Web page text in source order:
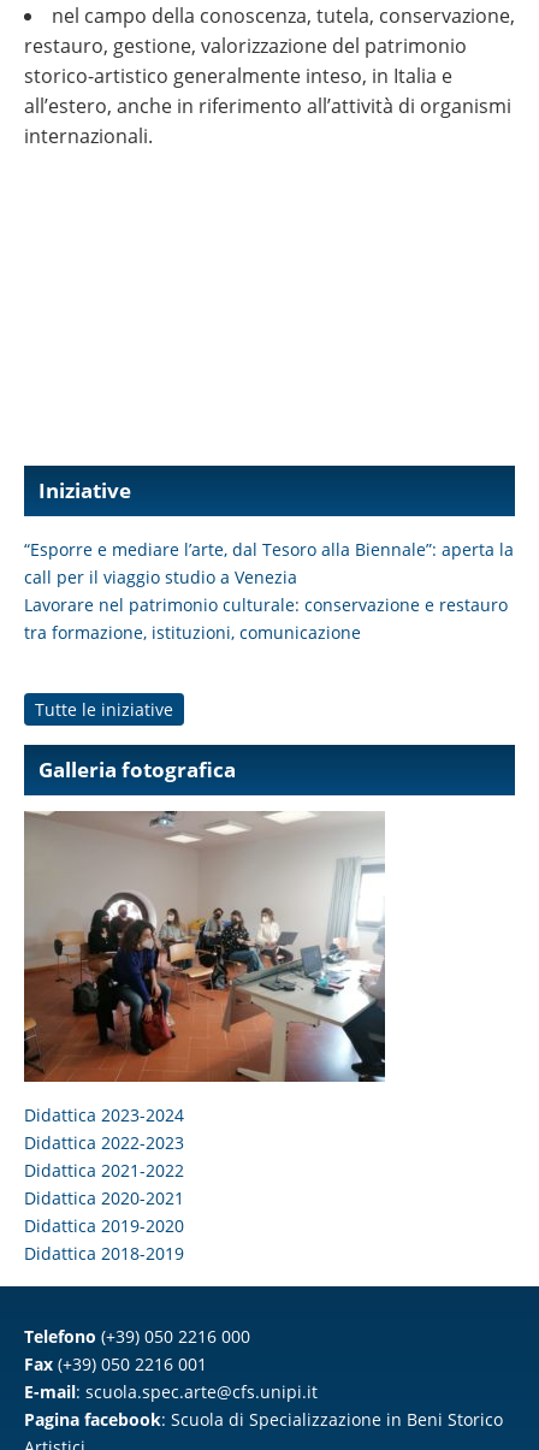
nel campo della conoscenza, tutela, conservazione,
restauro, gestione, valorizzazione del patrimonio
storico-artistico generalmente inteso, in Italia e
all’estero, anche in riferimento all’attività di organismi
internazionali.
Iniziative
“Esporre e mediare l’arte, dal Tesoro alla Biennale”: aperta la
call per il viaggio studio a Venezia
Lavorare nel patrimonio culturale: conservazione e restauro
tra formazione, istituzioni, comunicazione
Tutte le iniziative
Galleria fotografica
Didattica 2023-2024
Didattica 2022-2023
Didattica 2021-2022
Didattica 2020-2021
Didattica 2019-2020
Didattica 2018-2019
Telefono (+39) 050 2216 000
Fax (+39) 050 2216 001
E-mail: scuola.spec.arte@cfs.unipi.it
Pagina facebook: Scuola di Specializzazione in Beni Storico